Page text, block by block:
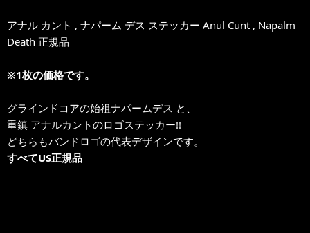
アナル カント , ナパーム デス ステッカー Anul Cunt , Napalm
Death 正規品
※1枚の価格です。
グラインドコアの始祖ナパームデス と、
重鎮 アナルカントのロゴステッカー!!
どちらもバンドロゴの代表デザインです。
すべてUS正規品